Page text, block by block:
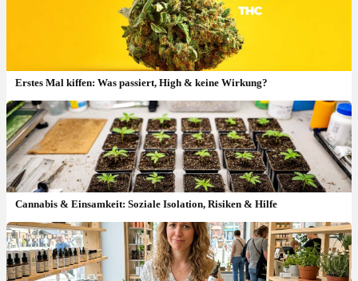
Erstes Mal kiffen: Was passiert, High & keine Wirkung?
Cannabis & Einsamkeit: Soziale Isolation, Risiken & Hilfe